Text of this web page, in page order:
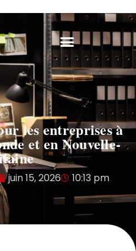
les entreprises à
et en Nouvelle-
juin 15, 2026 10:13 pm